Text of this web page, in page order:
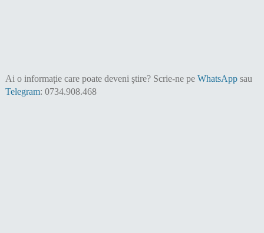
Ai o informație care poate deveni ştire? Scrie-ne pe WhatsAppsau
Telegram: 0734.908.468